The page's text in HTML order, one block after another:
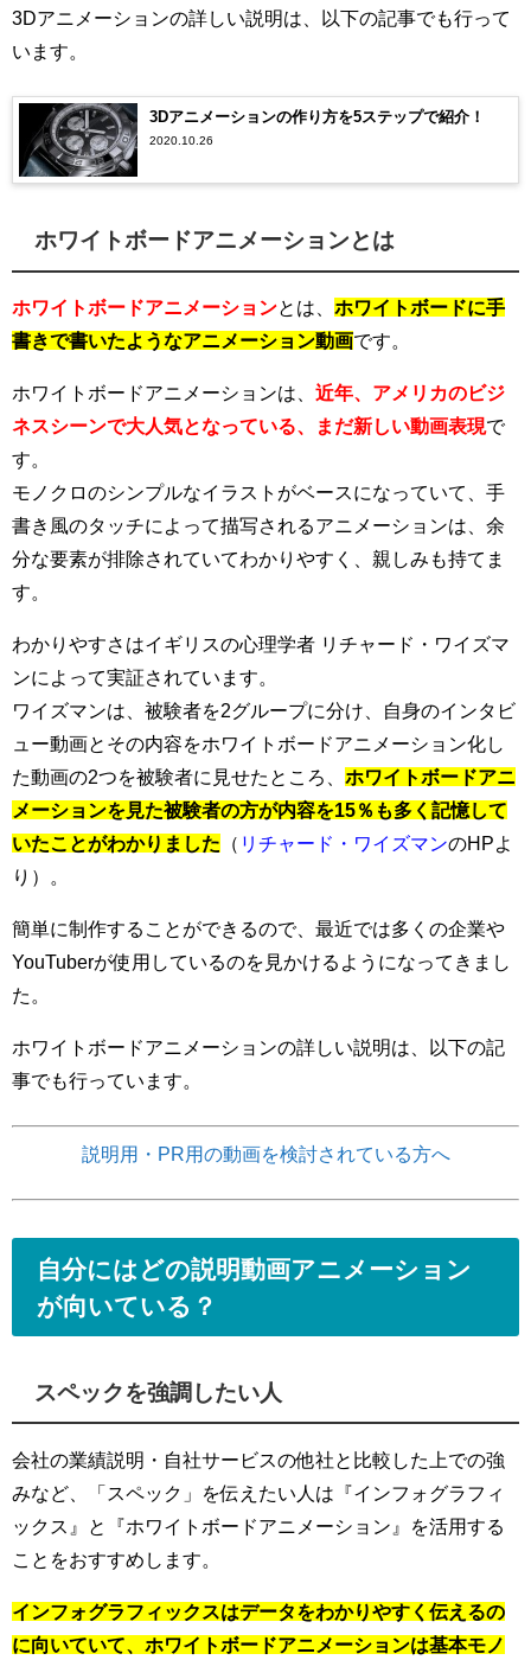
3Dアニメーションの詳しい説明は、以下の記事でも行って
います。
3Dアニメーションの作り方を5ステップで紹介！
2020.10.26
ホワイトボードアニメーションとは
ホワイトボードアニメーションとは、 ホワイトボードに手
書きで書いたようなアニメーション動画です。
ホワイトボードアニメーションは、 近年、アメリカのビジ
ネスシーンで大人気となっている、まだ新しい動画表現で
す。
モノクロのシンプルなイラストがベースになっていて、手
書き風のタッチによって描写されるアニメーションは、余
分な要素が排除されていてわかりやすく、親しみも持てま
す。
わかりやすさはイギリスの心理学者 リチャード・ワイズマ
ンによって実証されています。
ワイズマンは、被験者を2グループに分け、自身のインタビ
ュー動画とその内容をホワイトボードアニメーション化し
た動画の2つを被験者に見せたところ、 ホワイトボードアニ
メーションを見た被験者の方が内容を15％も多く記憶して
いたことがわかりました （ リチャード・ワイズマンのHPよ
り）。
簡単に制作することができるので、最近では多くの企業や
YouTuberが使用しているのを見かけるようになってきまし
た。
ホワイトボードアニメーションの詳しい説明は、以下の記
事でも行っています。
説明用・PR用の動画を検討されている方へ
自分にはどの説明動画アニメーション
が向いている？
スペックを強調したい人
会社の業績説明・自社サービスの他社と比較した上での強
みなど、「スペック」を伝えたい人は『インフォグラフィ
ックス』と『ホワイトボードアニメーション』を活用する
ことをおすすめします。
インフォグラフィックスはデータをわかりやすく伝えるの
に向いていて、ホワイトボードアニメーションは基本モノ